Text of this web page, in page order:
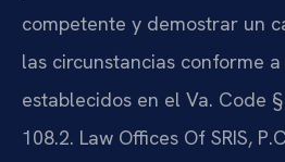
competente y demostrar un
las circunstancias conforme
establecidos en el Va. Code
108.2. Law Offices Of SRIS,